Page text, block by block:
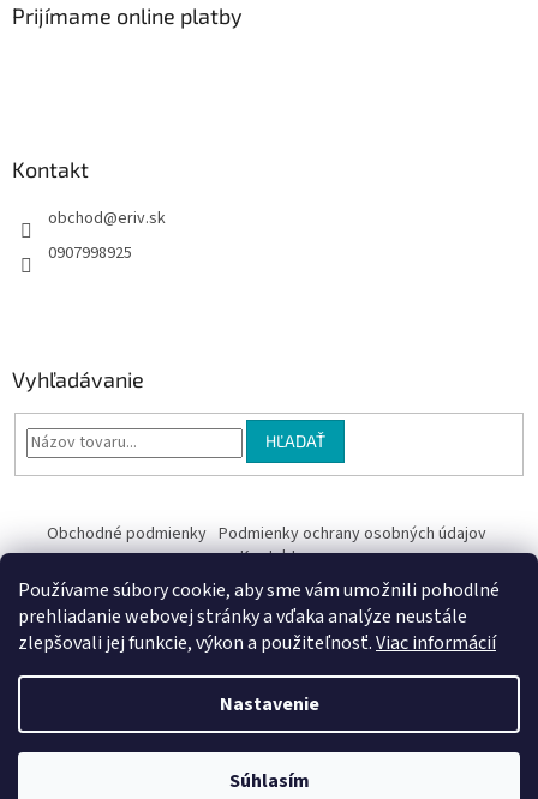
Používame súbory cookie, aby sme vám umožnili pohodlné
prehliadanie webovej stránky a vďaka analýze neustále
zlepšovali jej funkcie, výkon a použiteľnosť.Viac informácií
Nastavenie
Súhlasím
Prijímame online platby
Kontakt
obchod@eriv.sk
0907998925
Vyhľadávanie
HĽADAŤ
Obchodné podmienky Podmienky ochrany osobných údajov
Kontakty
Obchodné podmienky
Vytvoril Shoptet
EriV. Všetky práva vyhradené.